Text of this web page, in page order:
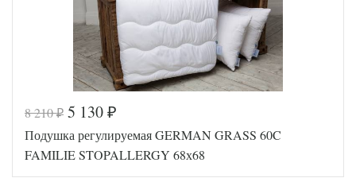
Код товара
Артикул
WM-32700
Плотность
Регулируемая
8 210₽ 5 130 ₽
Подушка регулируемая GERMAN GRASS 60C
FAMILIE STOPALLERGY 68х68